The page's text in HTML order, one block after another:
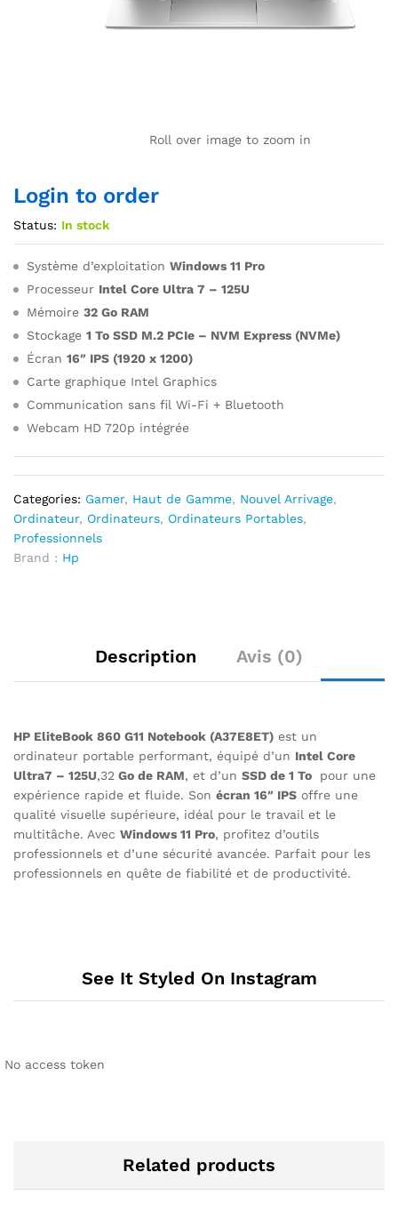
Roll over image to zoom in
Login to order
Status: In stock
Système d’exploitation Windows 11 Pro
Processeur Intel Core Ultra 7 – 125U
Mémoire 32 Go RAM
Stockage 1 To SSD M.2 PCIe – NVM Express (NVMe)
Écran 16″ IPS (1920 x 1200)
Carte graphique Intel Graphics
Communication sans fil Wi-Fi + Bluetooth
Webcam HD 720p intégrée
Categories: Gamer, Haut de Gamme, Nouvel Arrivage,
Ordinateur, Ordinateurs, Ordinateurs Portables,
Professionnels
Brand : Hp
Description Avis (0)
HP EliteBook 860 G11 Notebook (A37E8ET) est un
ordinateur portable performant, équipé d’un Intel Core
Ultra7 – 125U,32 Go de RAM, et d’un SSD de 1 To
pour une
expérience rapide et fluide. Son écran 16″ IPS offre une
qualité visuelle supérieure, idéal pour le travail et le
multitâche. Avec Windows 11 Pro, profitez d’outils
professionnels et d’une sécurité avancée. Parfait pour les
professionnels en quête de fiabilité et de productivité.
See It Styled On Instagram
No access token
Related products